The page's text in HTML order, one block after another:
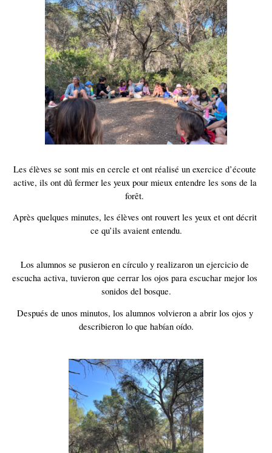
Les élèves se sont mis en cercle et ont réalisé un exercice d’écoute
active, ils ont dû fermer les yeux pour mieux entendre les sons de la
forêt.
Après quelques minutes, les élèves ont rouvert les yeux et ont décrit
ce qu’ils avaient entendu.
Los alumnos se pusieron en círculo y realizaron un ejercicio de
escucha activa, tuvieron que cerrar los ojos para escuchar mejor los
sonidos del bosque.
Después de unos minutos, los alumnos volvieron a abrir los ojos y
describieron lo que habían oído.